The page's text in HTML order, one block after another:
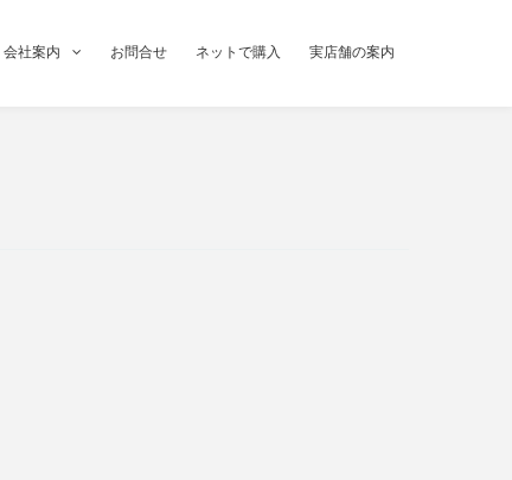
会社案内 お問合せ ネットで購入 実店舗の案内